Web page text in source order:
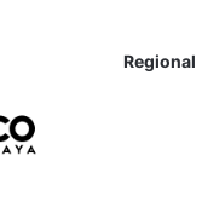
Regional